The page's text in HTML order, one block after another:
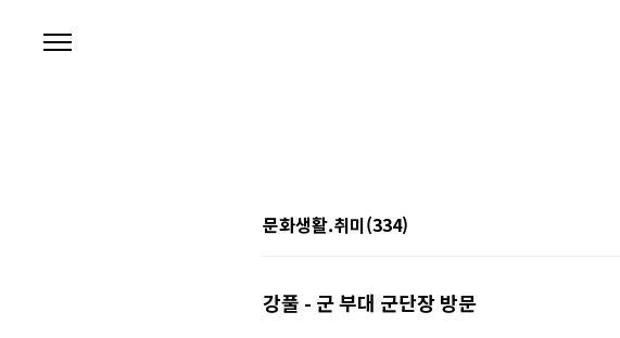
문화생활.취미(334)
강풀 - 군 부대 군단장 방문